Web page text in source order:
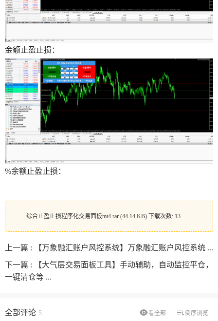
金额止盈止损：
%余额止盈止损：
综合止盈止损程序化交易面板mt4.rar (44.14 KB) 下载次数: 13
上一篇 : 【万象融汇账户风控系统】万象融汇账户风控系统 ...
下一篇 :
【大气层交易面板工具】手动辅助，自动监控平仓，
一键清仓等 ...
看全部 倒序浏览
全部评论 5